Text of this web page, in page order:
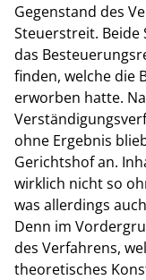
Gegenstand des
Steuerstreit. Beide
das
finden, welche die
erworben hatte.
ohne Ergebnis
Gerichtshof an.
wirklich nicht so
was allerdings
Denn im
des Verfahrens,
theoretisches